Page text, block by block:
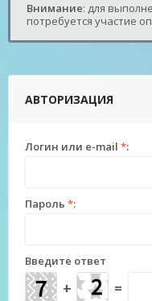
Внимание: для
потребуется участие
АВТОРИЗАЦИЯ
Логин или e-mail *:
Пароль *:
Введите ответ
+ =